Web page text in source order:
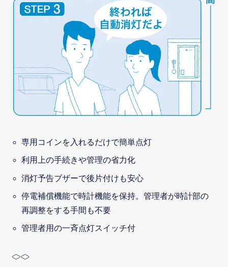
専用コインを入れるだけで簡単点灯
利用上の手続きや管理の省力化
消灯予告ブザーで後片付けも安心
停電補償機能で時計機能を保持。管理者が時計部の
再調整をする手間も不要
管理者用の一斉点灯スイッチ付